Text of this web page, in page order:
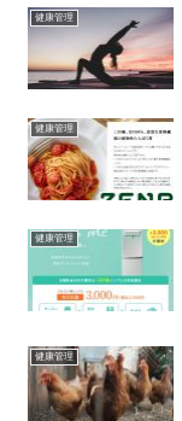
健康管理
健康管理
健康管理
健康管理